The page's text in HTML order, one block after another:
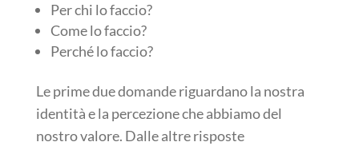
Per chi lo faccio?
Come lo faccio?
Perché lo faccio?
Le prime due domande riguardano la nostra
identità e la percezione che abbiamo del
nostro valore. Dalle altre risposte